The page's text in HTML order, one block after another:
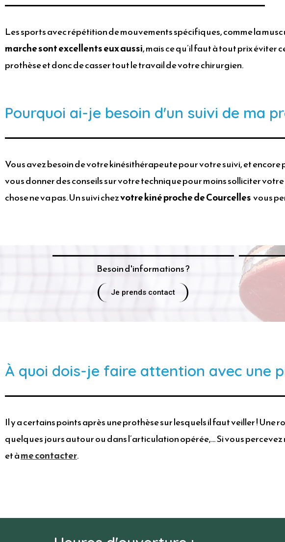
Les sports avec répétition de mouvements spécifiques, comme la
marche sont excellents eux aussi, mais ce qu’il faut à tout prix éviter
prothèse et donc de casser tout le travail de votre chirurgien.
Pourquoi ai-je besoin d'un suivi de ma
Vous avez besoin de votre kinésithérapeute pour votre suivi, et encore
vous donner des conseils sur votre technique pour moins solliciter
chose ne va pas. Un suivi chezvotre kiné proche de Courcellesvous
Besoin d'informations ?
Je prends contact
À quoi dois-je faire attention avec une
Il y a certains points après une prothèse sur lesquels il faut veiller !
quelques jours autour ou dans l’articulation opérée,… Si vous
et àme contacter.